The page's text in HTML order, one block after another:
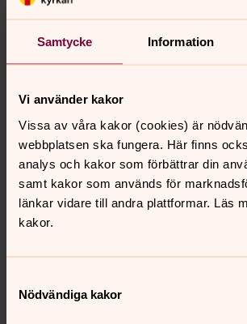
Samtycke Information
Vi använder kakor
Vissa av våra kakor (cookies) är
webbplatsen ska fungera. Här finns
analys och kakor som förbättrar din
samt kakor som används för
länkar vidare till andra plattformar. Läs
kakor.
Nödvändiga kakor
Kyrkogårdsförvaltningen
att höra av dig med frågor om
gravskötsel, olika typer av gravskick
Diakoni
Diakoni handlar om att människor,
sorters utsatthet, ska bli sedda, hörda
olika sätt. Genom detta skapas
upprättelse och hopp i deras liv.
För daglediga